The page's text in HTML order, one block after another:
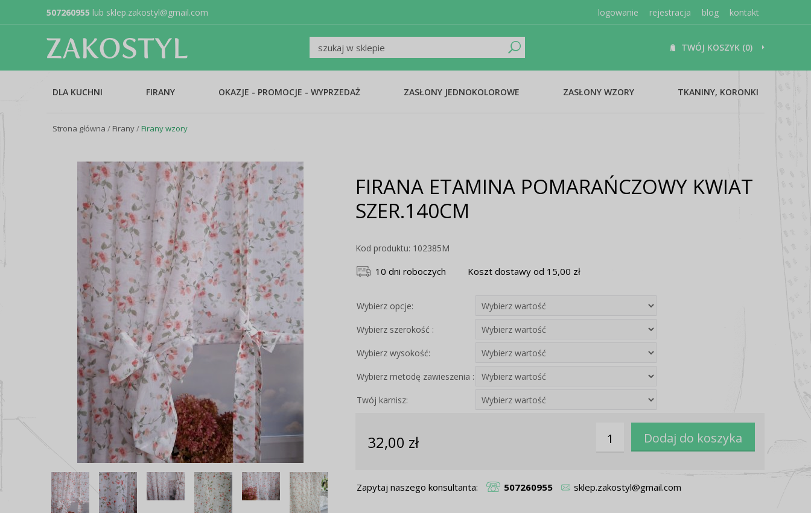
507260955 lub sklep.zakostyl@gmail.com logowanie rejestracja blog kontakt
TWÓJ KOSZYK (0)
DLA KUCHNI FIRANY OKAZJE - PROMOCJE - WYPRZEDAŻ ZASŁONY JEDNOKOLOROWE ZASŁONY WZORY TKANINY, KORONKI
Strona główna / Firany/Firany wzory
FIRANA ETAMINA POMARAŃCZOWY KWIAT
SZER.140CM
Kod produktu: 102385M
10 dni roboczych Koszt dostawy od 15,00 zł
Wybierz opcje:
Wybierz szerokość :
Wybierz wysokość:
Wybierz metodę zawieszenia :
Twój karnisz:
32,00 zł
Zapytaj naszego konsultanta: 507260955 sklep.zakostyl@gmail.com